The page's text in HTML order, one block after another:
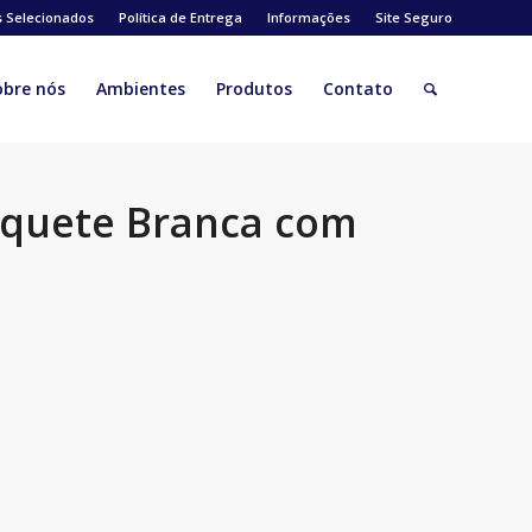
Selecionados Política de Entrega Informações Site Seguro
nós Ambientes Produtos Contato
Branca com